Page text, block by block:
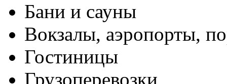
Бани и сауны
Вокзалы, аэропорты,
Гостиницы
Грузоперевозки